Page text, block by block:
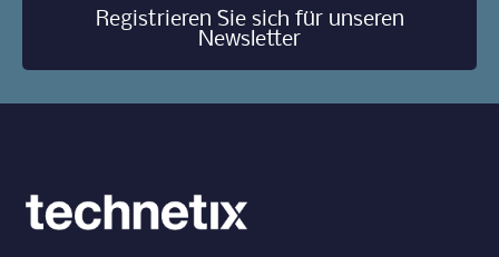
Registrieren Sie sich für unseren
Newsletter